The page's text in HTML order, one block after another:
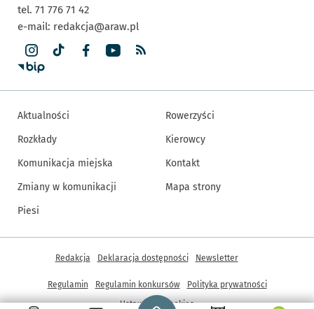
Strona główna - wroclaw.pl
tel. 71 776 71 42
e-mail: redakcja@araw.pl
Aktualności
Rozkłady
Komunikacja miejska
Zmiany w komunikacji
Piesi
Rowerzyści
Kierowcy
Kontakt
Mapa strony
Inne informacje
Redakcja Deklaracja dostępności Newsletter
Regulamin Regulamin konkursów
Polityka prywatności
Ustawienia cookies